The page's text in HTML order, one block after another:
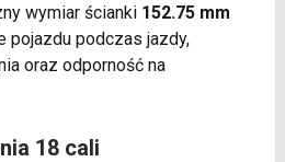
wymiar ścianki 152.75 mm
pojazdu podczas jazdy,
oraz odporność na
18 cali